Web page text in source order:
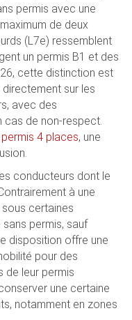
permis avec une
de deux
(L7e) ressemblent
un permis B1 et des
cette distinction est
sur les
avec des
cas de non-respect.
4 places, une
conducteurs dont le
à une
certaines
permis, sauf
disposition offre une
pour des
de leur permis
une certaine
notamment en zones